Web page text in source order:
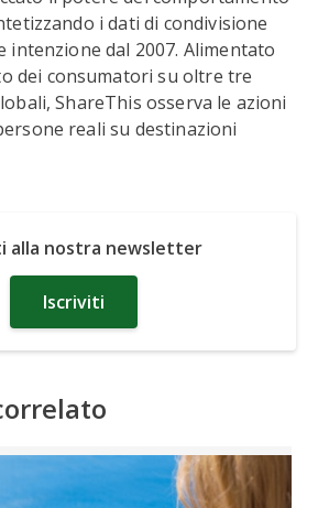
i dati di condivisione
intenzione dal 2007. Alimentato
dei consumatori su oltre tre
ShareThis osserva le azioni
reali su destinazioni
alla nostra newsletter
Iscriviti